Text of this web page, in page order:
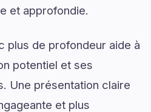
et approfondie.
plus de profondeur aide à
potentiel et ses
Une présentation claire
et plus